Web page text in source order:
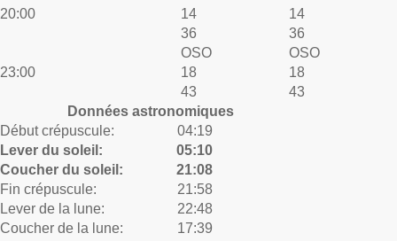
20:00
14
36
14
36
23:00
OSO
18
43
OSO
18
43
Données astronomiques
Début crépuscule:
Lever du soleil:
Coucher du soleil:
Fin crépuscule:
04:19
05:10
21:08
21:58
Lever de la lune:
Coucher de la lune:
22:48
17:39